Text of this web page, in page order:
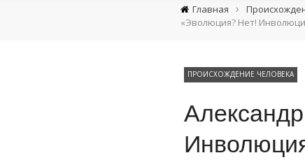
Главная ›
«Эволюция? Нет!
ПРОИСХОЖДЕНИЕ ЧЕЛОВЕКА